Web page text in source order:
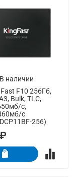
В наличии
F10 256Гб,
Bulk, TLC,
с,
с
256)